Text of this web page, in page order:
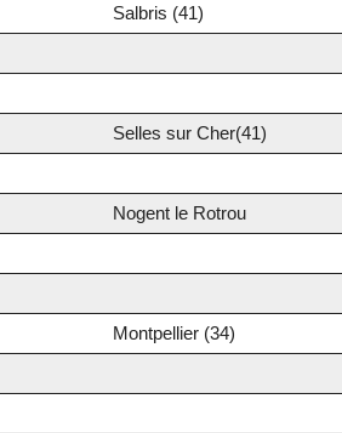
Salbris (41)
Selles sur Cher(41)
Nogent le Rotrou
Montpellier (34)